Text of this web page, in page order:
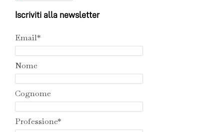
Iscriviti alla newsletter
Email*
Nome
Cognome
Professione*